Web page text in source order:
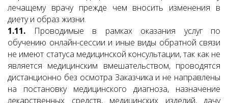
лечащему врачу прежде чем вносить изменения в
диету и образ жизни.
1.11. Проводимые в рамках оказания услуг по
обучению онлайн-сессии и иные виды обратной связи
не имеют статуса медицинской консультации, так как не
является медицинским вмешательством, проводятся
дистанционно без осмотра Заказчика и не направлены
на постановку медицинского диагноза, назначение
лекарственных средств, медицинских изделий, дачу